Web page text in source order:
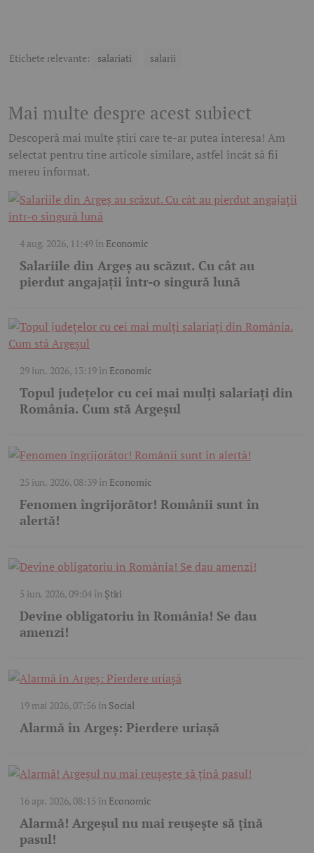
Etichete relevante: salariati salarii
Mai multe despre acest subiect
Descoperă mai multe știri care te-ar putea interesa! Am
selectat pentru tine articole similare, astfel încât să fii
mereu informat.
4 aug. 2026, 11:49în Economic
Salariile din Argeș au scăzut. Cu cât au
pierdut angajații într-o singură lună
29 iun. 2026, 13:19în Economic
Topul județelor cu cei mai mulți salariați din
România. Cum stă Argeșul
25 iun. 2026, 08:39în Economic
Fenomen îngrijorător! Românii sunt în
alertă!
5 iun. 2026, 09:04în Știri
Devine obligatoriu în România! Se dau
amenzi!
19 mai 2026, 07:56în Social
Alarmă în Argeș: Pierdere uriașă
16 apr. 2026, 08:15 în Economic
Alarmă! Argeșul nu mai reușește să țină
pasul!